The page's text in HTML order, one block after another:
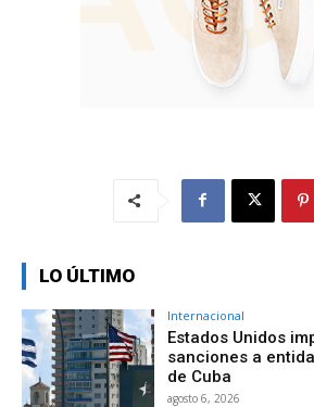
LO ÚLTIMO
Internacional
Estados Unidos
sanciones a
de Cuba
agosto 6, 2026